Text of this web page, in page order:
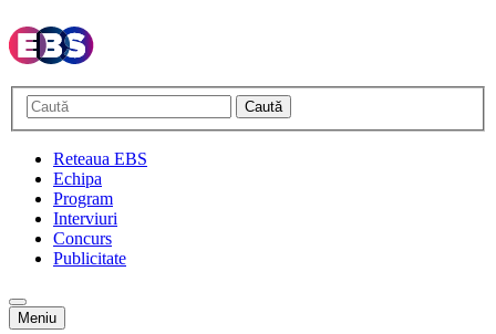
Caută
Reteaua EBS
Echipa
Program
Interviuri
Concurs
Publicitate
Meniu